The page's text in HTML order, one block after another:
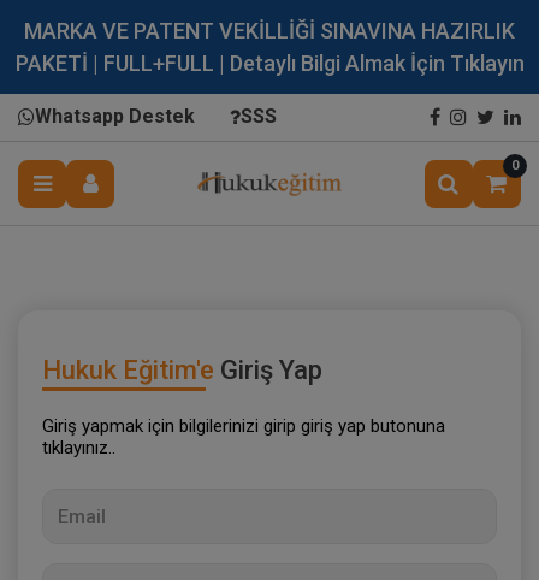
MARKA VE PATENT VEKİLLİĞİ SINAVINA HAZIRLIK
PAKETİ | FULL+FULL | Detaylı Bilgi Almak İçin Tıklayın
Whatsapp Destek SSS
0
Hukuk Eğitim'e Giriş Yap
Giriş yapmak için bilgilerinizi girip giriş yap butonuna
tıklayınız..